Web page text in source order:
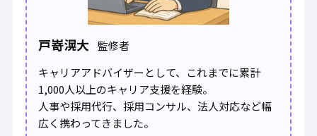
戸嵜滉大
監修者
キャリアアドバイザーとして、これまでに累計
1,000人以上のキャリア支援を経験。
人事や採用代行、採用コンサル、法人対応など幅
広く携わってきました。